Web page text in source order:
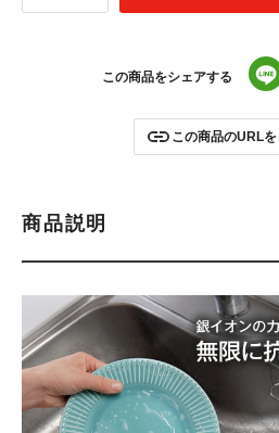
この商品をシェアする
この商品のURL
商品説明